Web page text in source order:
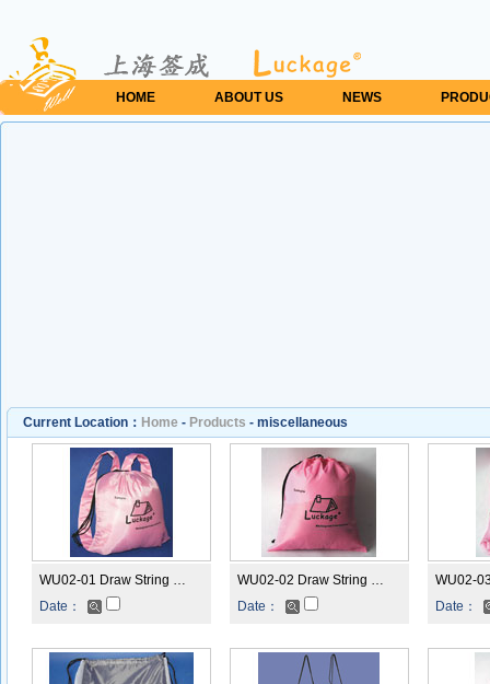
HOME ABOUT US NEWS
Current Location： Home - Products - miscellaneous
WU02-01 Draw String …
Date：
WU02-02 Draw String …
Date：
WU02-
Date：